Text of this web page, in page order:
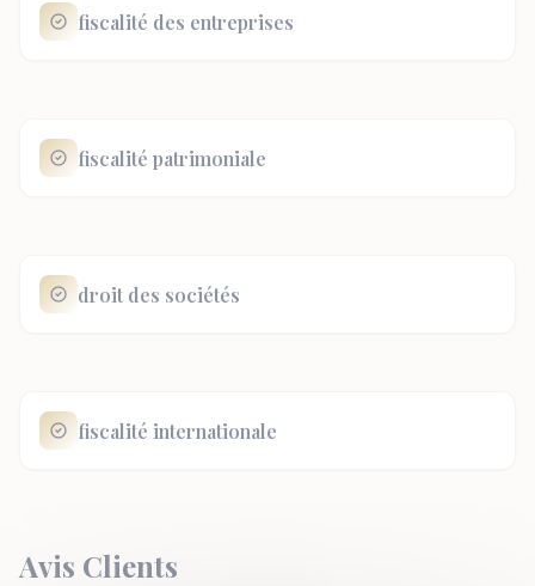
fiscalité des entreprises
fiscalité patrimoniale
droit des sociétés
fiscalité internationale
Avis Clients